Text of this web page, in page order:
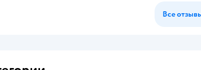
Все